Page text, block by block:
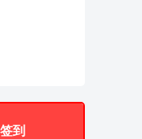
签到